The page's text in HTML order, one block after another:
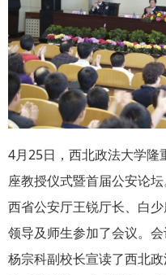
4月25日，西北政法大学隆
座教授仪式暨首届公安论
西省公安厅王锐厅长、白
领导及师生参加了会议。会
杨宗科副校长宣读了西北